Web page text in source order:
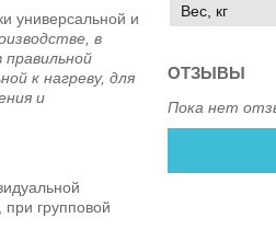
универсальной и
в
к нагреву, для
и
при групповой
Вес, кг
ОТЗЫВЫ
Пока нет